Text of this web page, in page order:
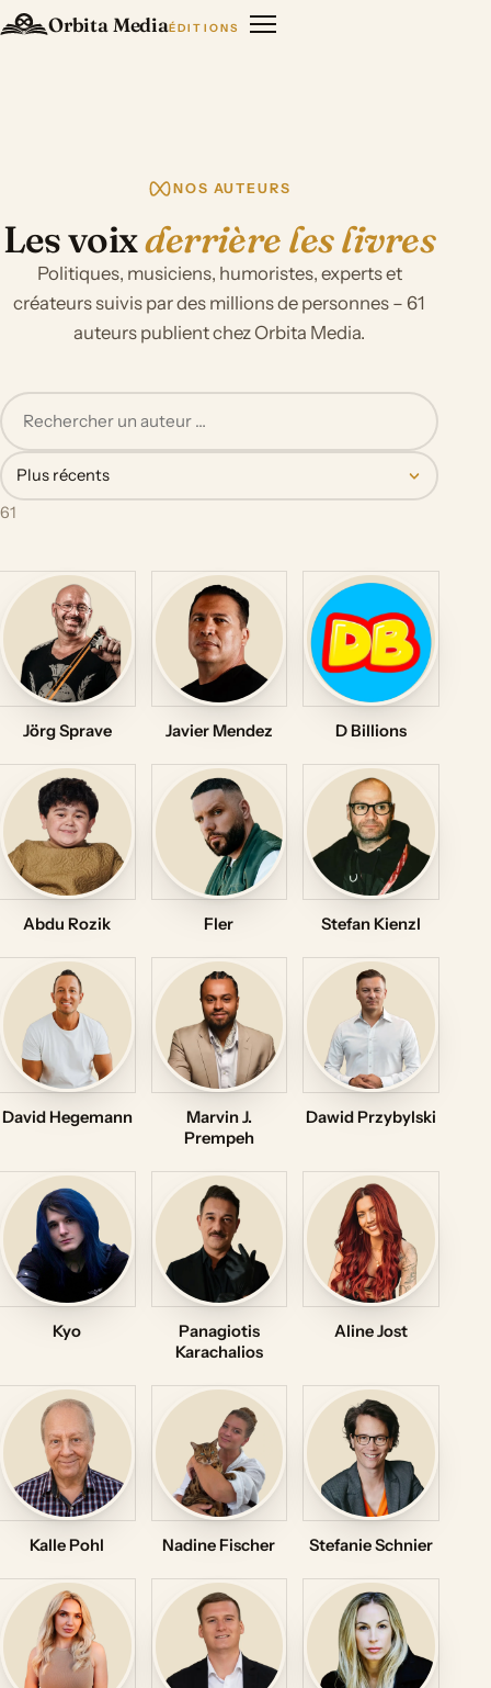
Orbita MediaÉDITIONS
NOS AUTEURS
Les voixderrière les livres
Politiques, musiciens, humoristes, experts et
créateurs suivis par des millions de personnes – 61
auteurs publient chez Orbita Media.
Plus récents
61
Jörg Sprave Javier Mendez D Billions
Abdu Rozik Fler Stefan Kienzl
David Hegemann
Marvin J.
Prempeh
Dawid Przybylski
Kyo
Panagiotis
Karachalios
Aline Jost
Kalle Pohl Nadine Fischer Stefanie Schnier